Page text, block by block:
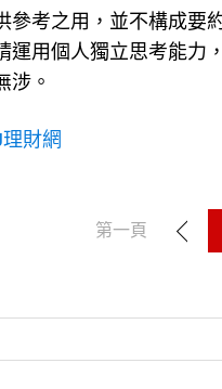
參考之用，並不構成要
運用個人獨立思考能力
涉。
財網
第一頁